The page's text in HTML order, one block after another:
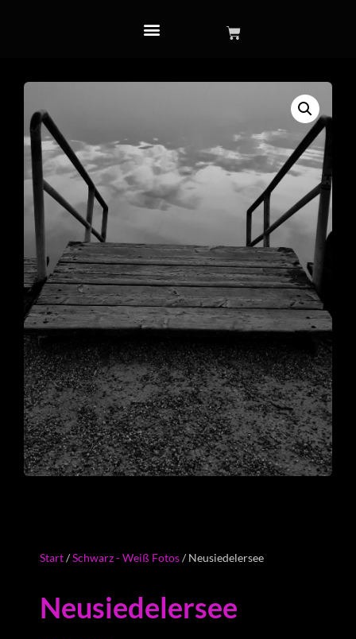
Start/Schwarz - Weiß Fotos/ Neusiedelersee
Neusiedelersee